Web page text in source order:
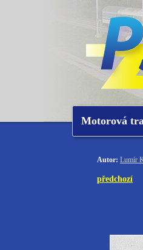
Motorová
Autor: Lumír
předchozí